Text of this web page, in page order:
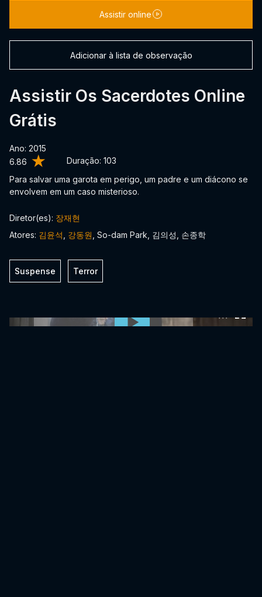
6.86 Duração: 103
Assistir Os Sacerdotes Online
Grátis
Ano: 2015
Para salvar uma garota em perigo, um padre e um diácono se
envolvem em um caso misterioso.
Assistir online
Adicionar à lista de observação
Diretor(es): 장재현
Atores: 김윤석 강동원 , So-dam Park, 김의성, 손종학
Suspense Terror